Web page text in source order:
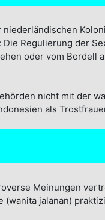
Regulierung der
oder vom Bordell
nicht mit der
als
Meinungen
(wanita jalanan)